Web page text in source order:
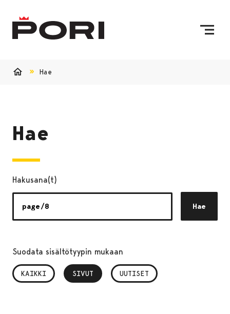
Hae
Hae
Hakusana(t)
Hae
Suodata sisältötyypin mukaan
KAIKKI SIVUT
, VALITTU UUTISET